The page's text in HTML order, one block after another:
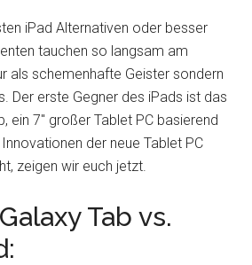
iPad Alternativen oder besser
tauchen so langsam am
als schemenhafte Geister sondern
Der erste Gegner des iPads ist das
ein 7″ großer Tablet PC basierend
der neue Tablet PC
zeigen wir euch jetzt.
Tab vs.